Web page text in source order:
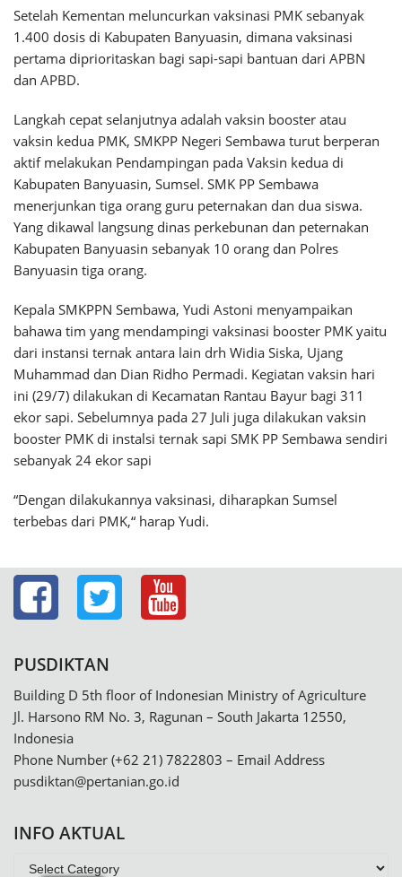
Setelah Kementan meluncurkan vaksinasi PMK sebanyak
1.400 dosis di Kabupaten Banyuasin, dimana vaksinasi
pertama diprioritaskan bagi sapi-sapi bantuan dari APBN
dan APBD.
Langkah cepat selanjutnya adalah vaksin booster atau
vaksin kedua PMK, SMKPP Negeri Sembawa turut berperan
aktif melakukan Pendampingan pada Vaksin kedua di
Kabupaten Banyuasin, Sumsel. SMK PP Sembawa
menerjunkan tiga orang guru peternakan dan dua siswa.
Yang dikawal langsung dinas perkebunan dan peternakan
Kabupaten Banyuasin sebanyak 10 orang dan Polres
Banyuasin tiga orang.
Kepala SMKPPN Sembawa, Yudi Astoni menyampaikan
bahawa tim yang mendampingi vaksinasi booster PMK yaitu
dari instansi ternak antara lain drh Widia Siska, Ujang
Muhammad dan Dian Ridho Permadi. Kegiatan vaksin hari
ini (29/7) dilakukan di Kecamatan Rantau Bayur bagi 311
ekor sapi. Sebelumnya pada 27 Juli juga dilakukan vaksin
booster PMK di instalsi ternak sapi SMK PP Sembawa sendiri
sebanyak 24 ekor sapi
“Dengan dilakukannya vaksinasi, diharapkan Sumsel
terbebas dari PMK,“ harap Yudi.
PUSDIKTAN
Building D 5th floor of Indonesian Ministry of Agriculture
Jl. Harsono RM No. 3, Ragunan – South Jakarta 12550,
Indonesia
Phone Number (+62 21) 7822803 – Email Address
pusdiktan@pertanian.go.id
INFO AKTUAL